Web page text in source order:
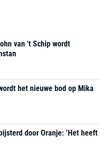
van 't Schip wordt
het nieuwe bod op Mika
door Oranje: ‘Het heeft